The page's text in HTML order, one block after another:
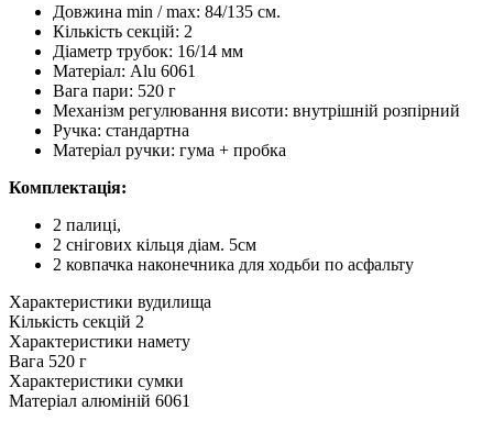
Довжина min / max: 84/135 см.
Кількість секцій: 2
Діаметр трубок: 16/14 мм
Матеріал: Alu 6061
Вага пари: 520 г
Механізм регулювання висоти: внутрішній розпірний
Ручка: стандартна
Матеріал ручки: гума + пробка
Комплектація:
2 палиці,
2 снігових кільця діам. 5см
2 ковпачка наконечника для ходьби по асфальту
Характеристики вудилища
Кількість секцій 2
Характеристики намету
Вага 520 г
Характеристики сумки
Матеріал алюміній 6061